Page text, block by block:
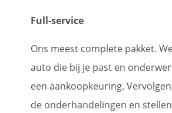
Full-service
Ons meest complete pakket.
auto die bij je past en
een aankoopkeuring.
de onderhandelingen en